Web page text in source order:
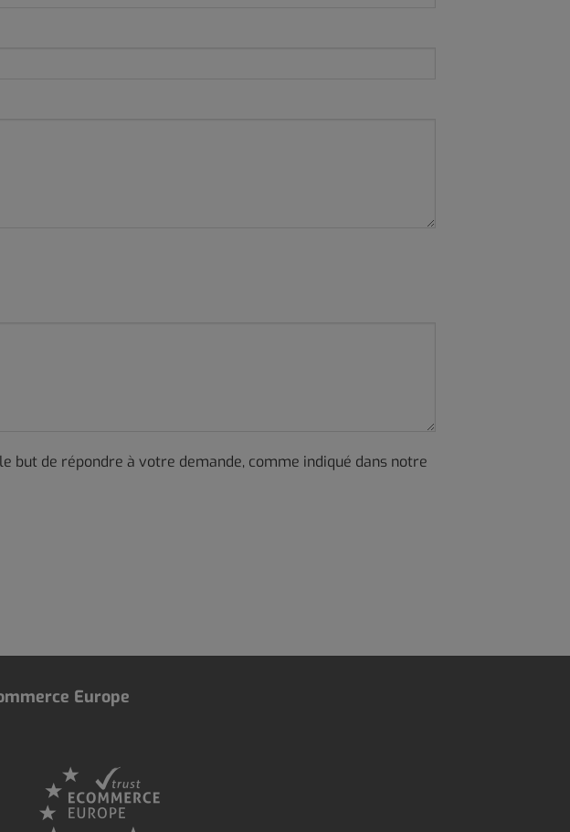
but de répondre à votre demande, comme indiqué dans notre
Europe